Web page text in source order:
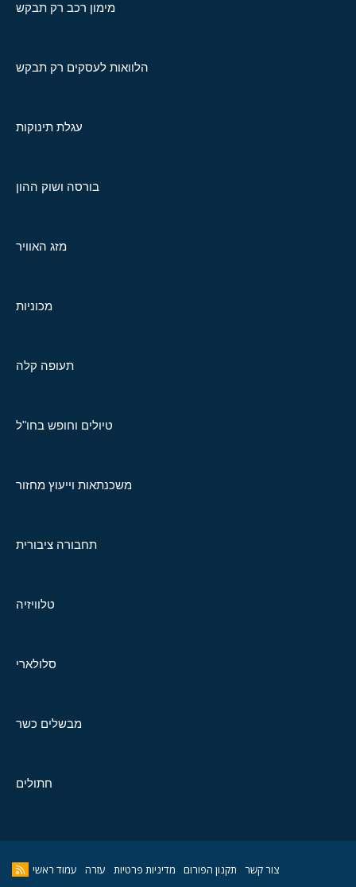
מימון רכב רק תבקש
הלוואות לעסקים רק תבקש
עגלת תינוקות
בורסה ושוק ההון
מזג האוויר
מכוניות
תעופה קלה
טיולים וחופש בחו"ל
משכנתאות וייעוץ מחזור
תחבורה ציבורית
טלוויזיה
סלולארי
מבשלים כשר
חתולים
צור קשר תקנון הפורום מדיניות פרטיות עזרה עמוד ראשי